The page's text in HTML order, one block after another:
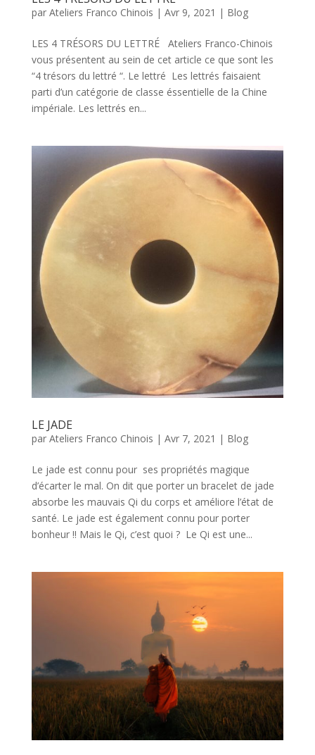
par Ateliers Franco Chinois | Avr 9, 2021 | Blog
LES 4 TRÉSORS DU LETTRÉ Ateliers Franco-Chinois
vous présentent au sein de cet article ce que sont les
“4 trésors du lettré “. Le lettré Les lettrés faisaient
parti d’un catégorie de classe éssentielle de la Chine
impériale. Les lettrés en...
LE JADE
par Ateliers Franco Chinois | Avr 7, 2021 | Blog
Le jade est connu pour ses propriétés magique
d’écarter le mal. On dit que porter un bracelet de jade
absorbe les mauvais Qi du corps et améliore l’état de
santé. Le jade est également connu pour porter
bonheur !! Mais le Qi, c’est quoi ? Le Qi est une...